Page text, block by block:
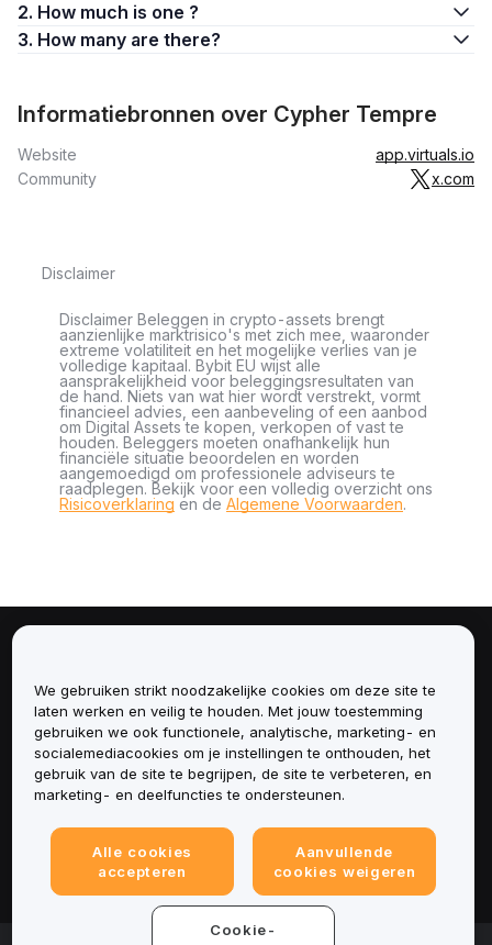
2. How much is one ?
3. How many are there?
Informatiebronnen over Cypher Tempre
Website
app.virtuals.io
Community
x.com
Disclaimer
Disclaimer Beleggen in crypto-assets brengt
aanzienlijke marktrisico's met zich mee, waaronder
extreme volatiliteit en het mogelijke verlies van je
volledige kapitaal. Bybit EU wijst alle
aansprakelijkheid voor beleggingsresultaten van
de hand. Niets van wat hier wordt verstrekt, vormt
financieel advies, een aanbeveling of een aanbod
om Digital Assets te kopen, verkopen of vast te
houden. Beleggers moeten onafhankelijk hun
financiële situatie beoordelen en worden
aangemoedigd om professionele adviseurs te
raadplegen. Bekijk voor een volledig overzicht ons
Risicoverklaring en de Algemene Voorwaarden.
Diensten
Ondersteuning
Juridisch
We gebruiken strikt noodzakelijke cookies om deze site te
laten werken en veilig te houden. Met jouw toestemming
gebruiken we ook functionele, analytische, marketing- en
socialemediacookies om je instellingen te onthouden, het
gebruik van de site te begrijpen, de site te verbeteren, en
marketing- en deelfuncties te ondersteunen.
Alle cookies
accepteren
Aanvullende
cookies weigeren
Cookie-